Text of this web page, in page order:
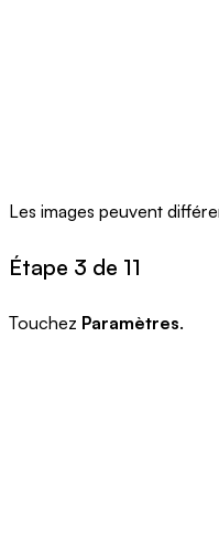
Les images peuvent
Étape 3 de 11
Touchez Paramètres.